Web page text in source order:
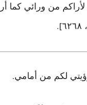
من ورائي كما
].
لكم من أمامي.